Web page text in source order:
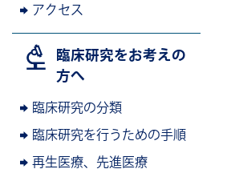
アクセス
臨床研究をお考えの
方へ
臨床研究の分類
臨床研究を行うための手順
再生医療、先進医療